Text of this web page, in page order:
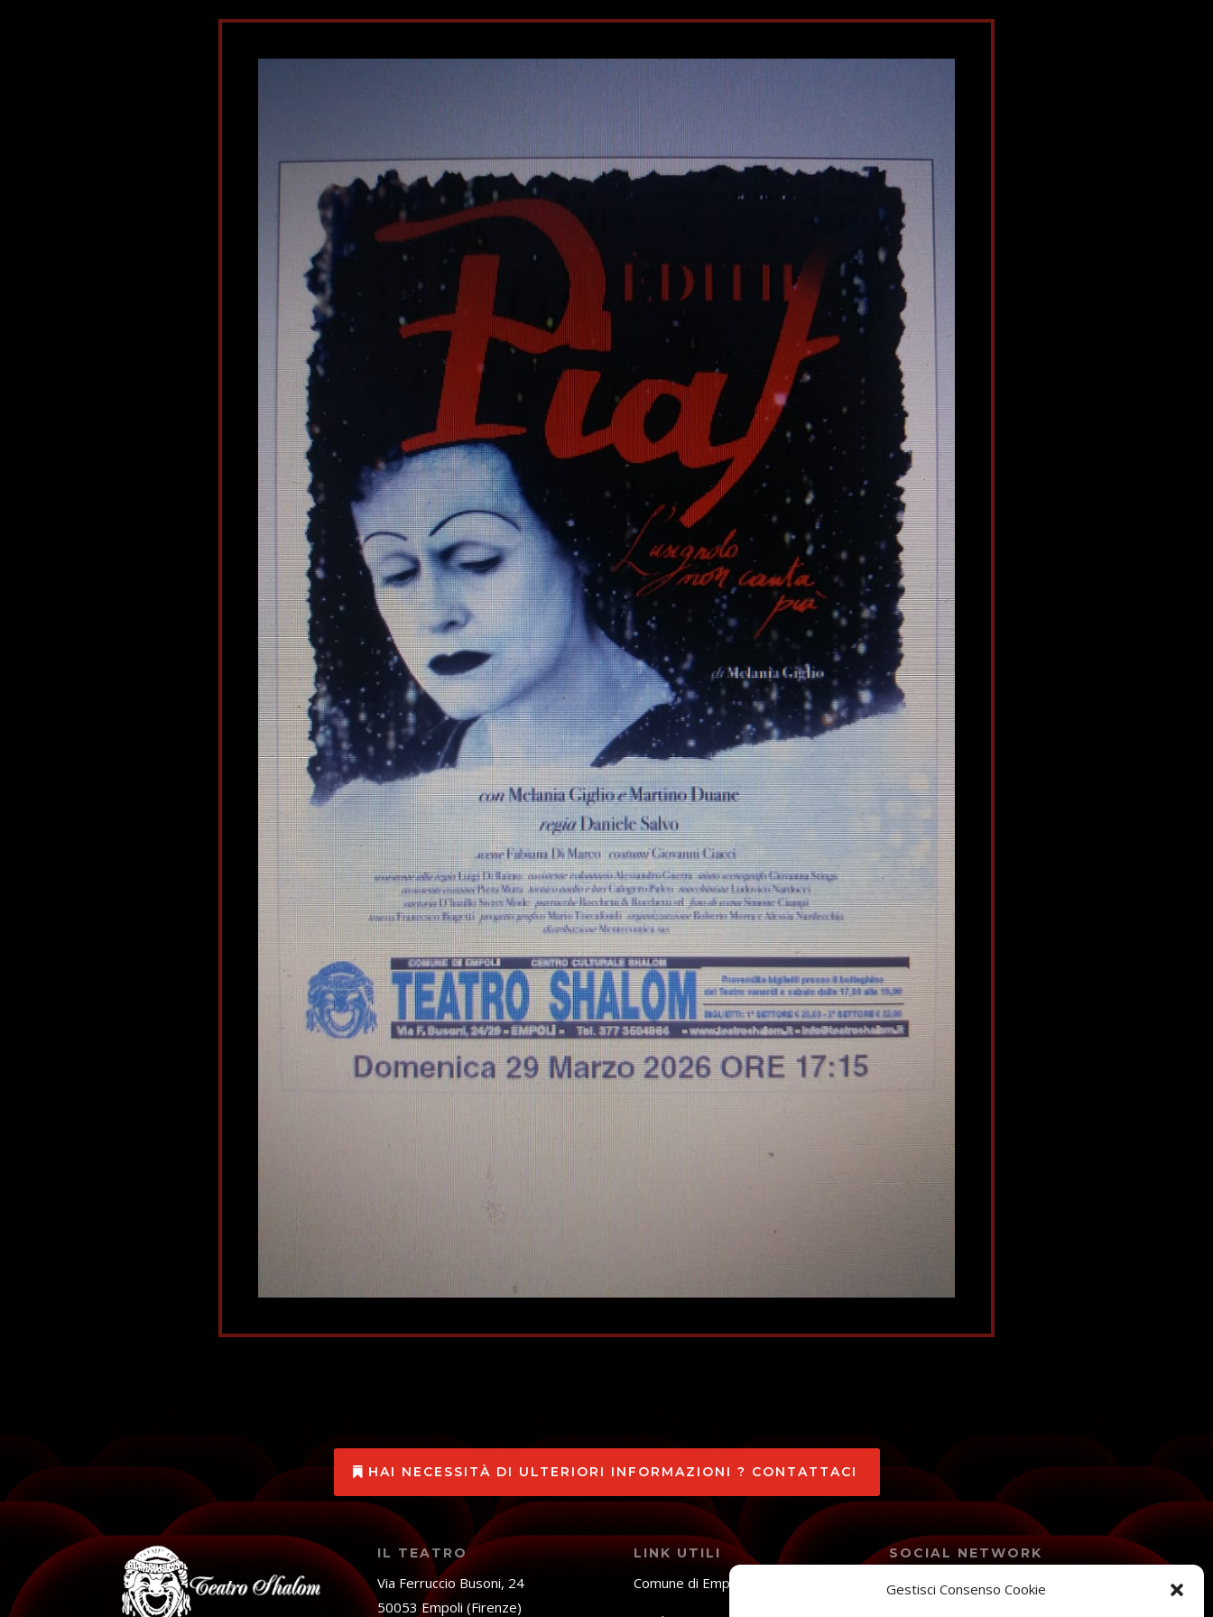
Gestisci Consenso Cookie
HAI NECESSITÀ DI ULTERIORI INFORMAZIONI ? CONTATTACI
IL TEATRO
Via Ferruccio Busoni, 24
50053 Empoli (Firenze)
LINK UTILI
Comune di Empoli
SOCIAL NETWORK